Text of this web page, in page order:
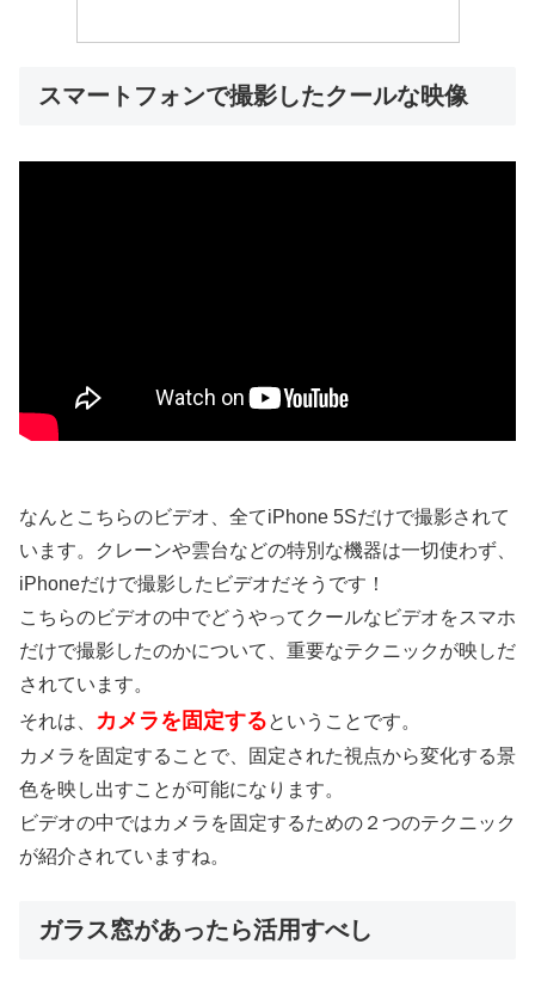
スマートフォンで撮影したクールな映像
なんとこちらのビデオ、全てiPhone 5Sだけで撮影されて
います。クレーンや雲台などの特別な機器は一切使わず、
iPhoneだけで撮影したビデオだそうです！
こちらのビデオの中でどうやってクールなビデオをスマホ
だけで撮影したのかについて、重要なテクニックが映しだ
されています。
それは、 カメラを固定するということです。
カメラを固定することで、固定された視点から変化する景
色を映し出すことが可能になります。
ビデオの中ではカメラを固定するための２つのテクニック
が紹介されていますね。
ガラス窓があったら活用すべし